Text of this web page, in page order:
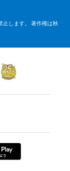
します。 著作権は秋